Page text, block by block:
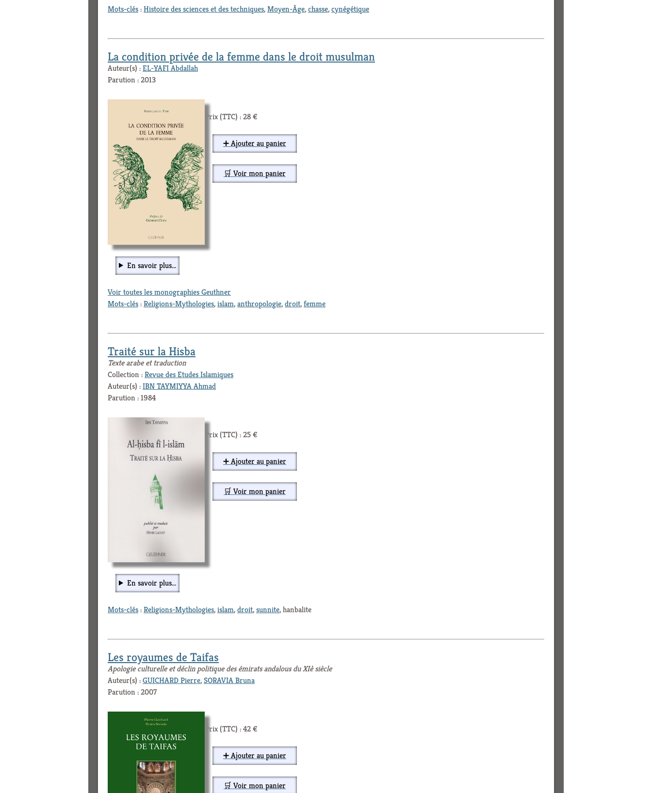
Mots-clés:Histoire des sciences et des techniques,Moyen-Âge,chasse,cynégétique
La condition privée de la femme dans le droit musulman
Auteur(s) :EL-YAFI Abdallah
Parution : 2013
Prix (TTC) : 28 €
➕ Ajouter au panier
🛒 Voir mon panier
En savoir plus...
Voir toutes les monographies Geuthner
Mots-clés:Religions-Mythologies,islam,anthropologie,droit,femme
Traité sur la Hisba
Texte arabe et traduction
Collection :Revue des Etudes Islamiques
Auteur(s) :IBN TAYMIYYA Ahmad
Parution : 1984
Prix (TTC) : 25 €
➕ Ajouter au panier
🛒 Voir mon panier
En savoir plus...
Mots-clés:Religions-Mythologies,islam,droit,sunnite, hanbalite
Les royaumes de Taifas
Apologie culturelle et déclin politique des émirats andalous du XIè siècle
Auteur(s) :GUICHARD Pierre,SORAVIA Bruna
Parution : 2007
Prix (TTC) : 42 €
➕ Ajouter au panier
🛒 Voir mon panier